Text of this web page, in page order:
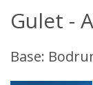
Gulet -
Base: